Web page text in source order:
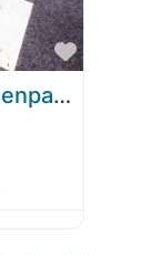
Favorit
E-Ladestation Loisachhallenparkplatz